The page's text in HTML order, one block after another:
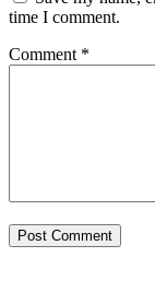
time I comment.
Comment *